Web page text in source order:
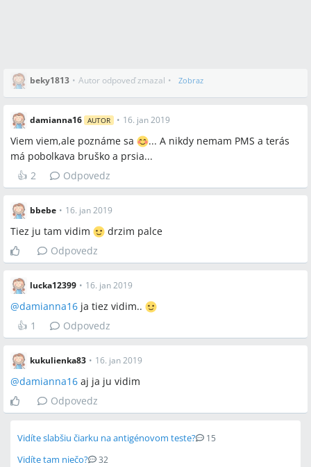
beky1813 • Autor odpoveď zmazal • Zobraz
damianna16 AUTOR • 16. jan 2019
Viem viem,ale poznáme sa
... A nikdy nemam PMS a terás
má pobolkava bruško a prsia...
👍 2 Odpovedz
bbebe • 16. jan 2019
Tiez ju tam vidim
drzim palce
Odpovedz
lucka12399 • 16. jan 2019
@damianna16 ja tiez vidim..
👍 1 Odpovedz
kukulienka83 • 16. jan 2019
@damianna16 aj ja ju vidim
Odpovedz
Vidíte slabšiu čiarku na antigénovom teste? 15
Vidíte tam niečo? 32